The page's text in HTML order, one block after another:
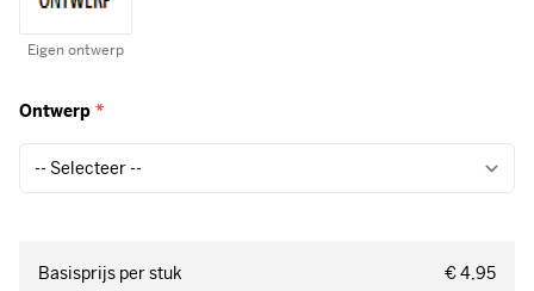
Basisprijs per stuk € 4,95